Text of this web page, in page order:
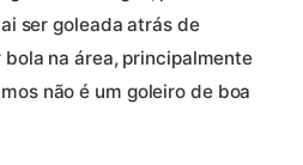
ser goleada atrás de
na área, principalmente
não é um goleiro de boa